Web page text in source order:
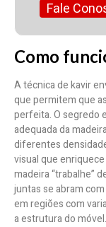
Fale
Como
A técnica de kavir
que permitem que
perfeita. O segredo
adequada da
diferentes
visual que
madeira “trabalhe”
juntas se abram
em regiões com
a estrutura do móvel.